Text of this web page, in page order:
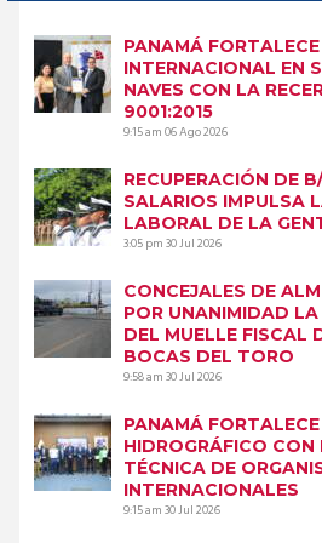
PANAMÁ
INTERNACIONAL EN
NAVES CON LA
9001:2015
9:15 am06 Ago 2026
RECUPERACIÓN DE
SALARIOS IMPULSA
LABORAL DE LA
3:05 pm30 Jul 2026
CONCEJALES DE
POR UNANIMIDAD
DEL MUELLE FISCAL
BOCAS DEL TORO
9:58 am30 Jul 2026
PANAMÁ
HIDROGRÁFICO CON
TÉCNICA DE
INTERNACIONALES
9:15 am30 Jul 2026